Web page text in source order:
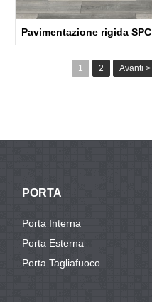
Pavimentazione rigida SPC
1 2 Avanti >
PORTA
Porta Interna
Porta Esterna
Porta Tagliafuoco